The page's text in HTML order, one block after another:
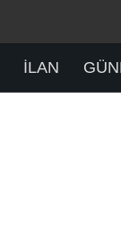
İLAN